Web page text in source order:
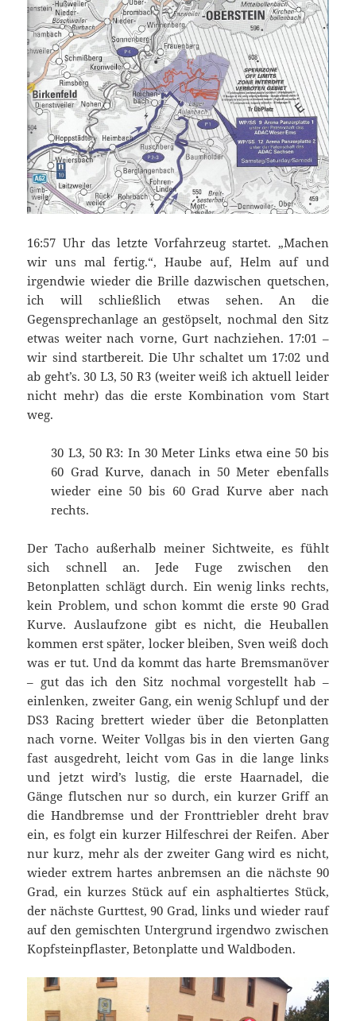
16:57 Uhr das letzte Vorfahrzeug startet. „Machen
wir uns mal fertig.“, Haube auf, Helm auf und
irgendwie wieder die Brille dazwischen quetschen,
ich will schließlich etwas sehen. An die
Gegensprechanlage an gestöpselt, nochmal den Sitz
etwas weiter nach vorne, Gurt nachziehen. 17:01 –
wir sind startbereit. Die Uhr schaltet um 17:02 und
ab geht’s. 30 L3, 50 R3 (weiter weiß ich aktuell leider
nicht mehr) das die erste Kombination vom Start
weg.
30 L3, 50 R3: In 30 Meter Links etwa eine 50 bis
60 Grad Kurve, danach in 50 Meter ebenfalls
wieder eine 50 bis 60 Grad Kurve aber nach
rechts.
Der Tacho außerhalb meiner Sichtweite, es fühlt
sich schnell an. Jede Fuge zwischen den
Betonplatten schlägt durch. Ein wenig links rechts,
kein Problem, und schon kommt die erste 90 Grad
Kurve. Auslaufzone gibt es nicht, die Heuballen
kommen erst später, locker bleiben, Sven weiß doch
was er tut. Und da kommt das harte Bremsmanöver
– gut das ich den Sitz nochmal vorgestellt hab –
einlenken, zweiter Gang, ein wenig Schlupf und der
DS3 Racing brettert wieder über die Betonplatten
nach vorne. Weiter Vollgas bis in den vierten Gang
fast ausgedreht, leicht vom Gas in die lange links
und jetzt wird’s lustig, die erste Haarnadel, die
Gänge flutschen nur so durch, ein kurzer Griff an
die Handbremse und der Fronttriebler dreht brav
ein, es folgt ein kurzer Hilfeschrei der Reifen. Aber
nur kurz, mehr als der zweiter Gang wird es nicht,
wieder extrem hartes anbremsen an die nächste 90
Grad, ein kurzes Stück auf ein asphaltiertes Stück,
der nächste Gurttest, 90 Grad, links und wieder rauf
auf den gemischten Untergrund irgendwo zwischen
Kopfsteinpflaster, Betonplatte und Waldboden.